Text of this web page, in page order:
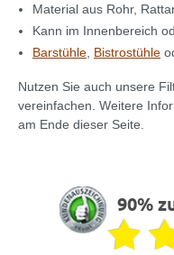
Material aus Rohr,
Kann im Innenbereich
Barstühle Bistrostühle
Nutzen Sie auch unsere
vereinfachen. Weitere
am Ende dieser Seite.
90%